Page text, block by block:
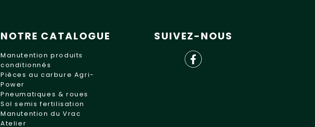
NOTRE CATALOGUE
Manutention produits
conditionnés
Pièces au carbure Agri-
Power
Pneumatiques & roues
Sol semis fertilisation
Manutention du Vrac
Atelier
SUIVEZ-NOUS